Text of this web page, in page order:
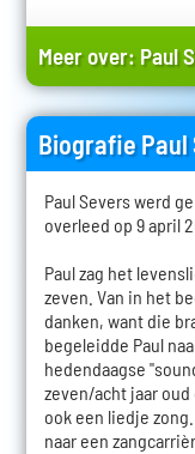
Meer over: Paul
Biografie Paul
Paul Severs werd
overleed op 9 april
Paul zag het
zeven. Van in het
danken, want die
begeleidde Paul
hedendaagse
zeven/acht jaar
ook een liedje
naar een